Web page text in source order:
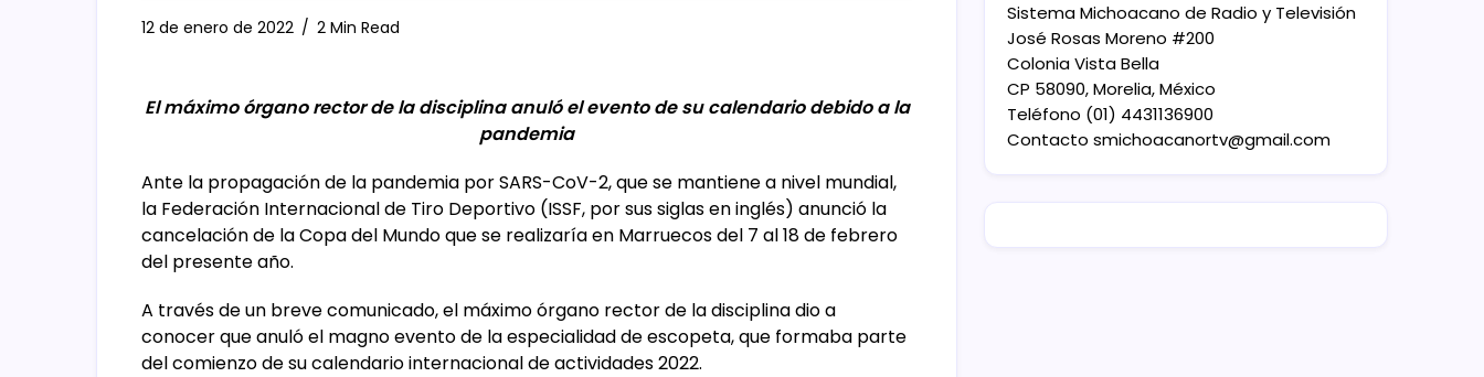
12 de enero de 2022 2 Min Read
El máximo órgano rector de la disciplina anuló el evento de su calendario debido a la
pandemia
Ante la propagación de la pandemia por SARS-CoV-2, que se mantiene a nivel mundial,
la Federación Internacional de Tiro Deportivo (ISSF, por sus siglas en inglés) anunció la
cancelación de la Copa del Mundo que se realizaría en Marruecos del 7 al 18 de febrero
del presente año.
A través de un breve comunicado, el máximo órgano rector de la disciplina dio a
conocer que anuló el magno evento de la especialidad de escopeta, que formaba parte
del comienzo de su calendario internacional de actividades 2022.
Sistema Michoacano de Radio y Televisión
José Rosas Moreno #200
Colonia Vista Bella
CP 58090, Morelia, México
Teléfono (01) 4431136900
Contacto smichoacanortv@gmail.com